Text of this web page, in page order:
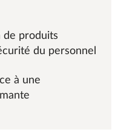
de produits
du personnel
à une